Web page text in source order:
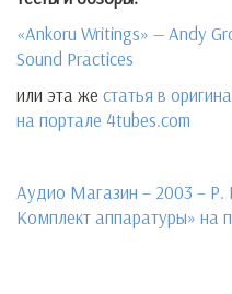
«Ankoru Writings» — Andy
Sound Practices
или эта же статья в
на портале 4tubes.com
Aудио Магазин – 2003 –
Комплект аппаратуры» на